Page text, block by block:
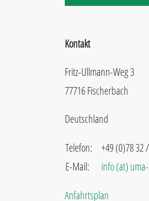
Kontakt
Fritz-Ullmann-Weg 3
77716 Fischerbach
Deutschland
Telefon:
E-Mail:
+49 (0)78 32
info (at)
Anfahrtsplan